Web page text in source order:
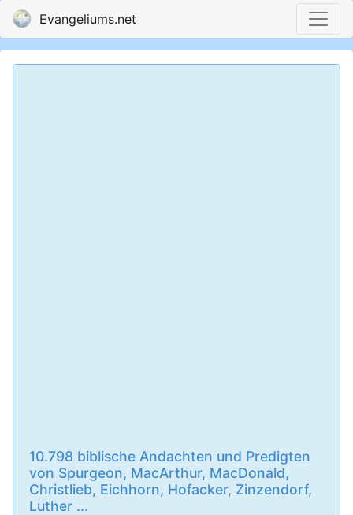
Evangeliums.net
10.798 biblische Andachten und Predigten
von Spurgeon, MacArthur, MacDonald,
Christlieb, Eichhorn, Hofacker, Zinzendorf,
Luther ...